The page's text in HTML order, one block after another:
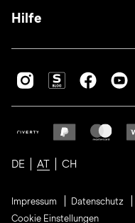
Hilfe
DE AT CH
Impressum Datenschutz
Cookie Einstellungen